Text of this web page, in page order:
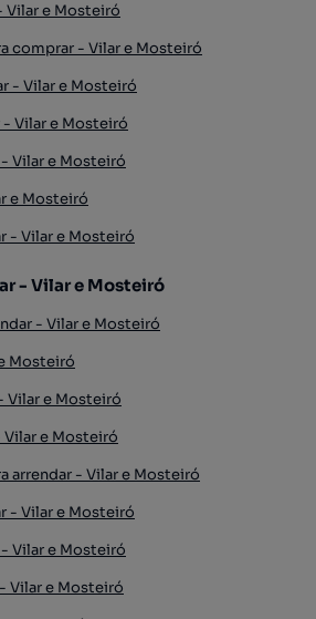
Vilar e Mosteiró
comprar - Vilar e Mosteiró
- Vilar e Mosteiró
- Vilar e Mosteiró
Vilar e Mosteiró
e Mosteiró
- Vilar e Mosteiró
- Vilar e Mosteiró
- Vilar e Mosteiró
Mosteiró
Vilar e Mosteiró
Vilar e Mosteiró
arrendar - Vilar e Mosteiró
- Vilar e Mosteiró
Vilar e Mosteiró
Vilar e Mosteiró